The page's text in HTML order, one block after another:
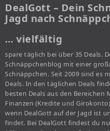
DealGott – Dein
Jagd nach
… vielfältig
spare täglich bei über 35 Deals.
Schnäppchenblog mit einer
Schnäppchen. Seit 2009 sind es
Deals. In den täglichen Deals
besten Deals aus den Bereichen
Finanzen (Kredite und
wenn DealGott auf der Jagd ist
findet. Bei DealGott findest du